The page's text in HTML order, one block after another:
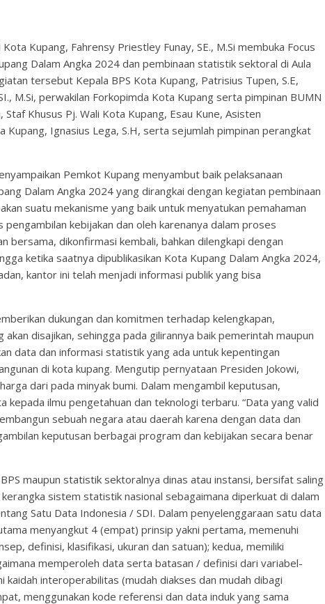
Kupang, Fahrensy Priestley Funay, SE., M.Si membuka Focus
Dalam Angka 2024 dan pembinaan statistik sektoral di Aula
tersebut Kepala BPS Kota Kupang, Patrisius Tupen, S.E,
M.Si, perwakilan Forkopimda Kota Kupang serta pimpinan BUMN
Khusus Pj. Wali Kota Kupang, Esau Kune, Asisten
Kupang, Ignasius Lega, S.H, serta sejumlah pimpinan perangkat
Pemkot Kupang menyambut baik pelaksanaan
Dalam Angka 2024 yang dirangkai dengan kegiatan pembinaan
suatu mekanisme yang baik untuk menyatukan pemahaman
kebijakan dan oleh karenanya dalam proses
bersama, dikonfirmasi kembali, bahkan dilengkapi dengan
ketika saatnya dipublikasikan Kota Kupang Dalam Angka 2024,
kantor ini telah menjadi informasi publik yang bisa
dukungan dan komitmen terhadap kelengkapan,
disajikan, sehingga pada gilirannya baik pemerintah maupun
data dan informasi statistik yang ada untuk kepentingan
di kota kupang. Mengutip pernyataan Presiden Jokowi,
dari pada minyak bumi. Dalam mengambil keputusan,
ilmu pengetahuan dan teknologi terbaru. “Data yang valid
sebuah negara atau daerah karena dengan data dan
keputusan berbagai program dan kebijakan secara benar
maupun statistik sektoralnya dinas atau instansi, bersifat saling
sistem statistik nasional sebagaimana diperkuat di dalam
Satu Data Indonesia / SDI. Dalam penyelenggaraan satu data
menyangkut 4 (empat) prinsip yakni pertama, memenuhi
definisi, klasifikasi, ukuran dan satuan); kedua, memiliki
memperoleh data serta batasan / definisi dari variabel-
kaidah interoperabilitas (mudah diakses dan mudah dibagi
menggunakan kode referensi dan data induk yang sama